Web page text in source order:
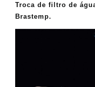
Troca de filtro de
Brastemp.